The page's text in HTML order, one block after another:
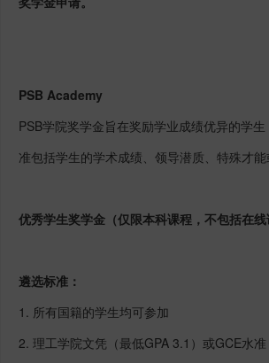
PSB Academy
PSB学院奖学金旨在奖励学业成绩优异的学
准包括学生的学术成绩、领导潜质、特殊才能
优秀学生奖学金（仅限本科课程，不包括在线
遴选标准：
1. 所有国籍的学生均可参加
2. 理工学院文凭（最低GPA 3.1）或GCE水